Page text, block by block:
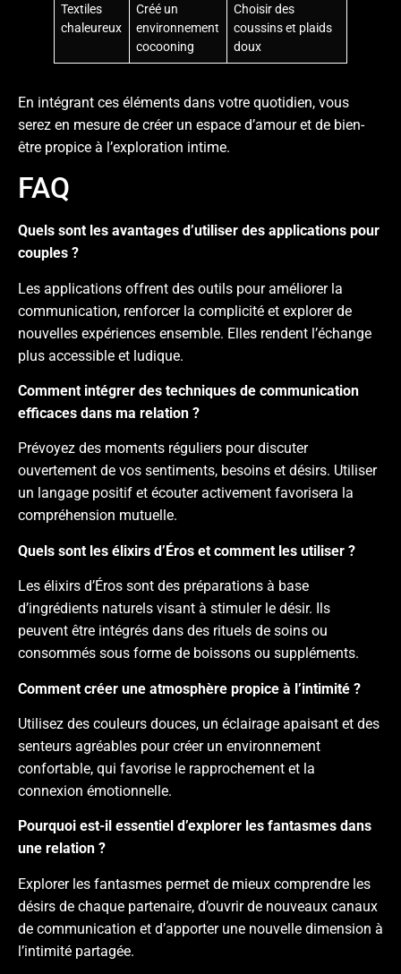
Textiles
chaleureux
Créé un
environnement
cocooning
Choisir des
coussins et plaids
doux
En intégrant ces éléments dans votre quotidien, vous
serez en mesure de créer un espace d’amour et de bien-
être propice à l’exploration intime.
FAQ
Quels sont les avantages d’utiliser des applications pour
couples ?
Les applications offrent des outils pour améliorer la
communication, renforcer la complicité et explorer de
nouvelles expériences ensemble. Elles rendent l’échange
plus accessible et ludique.
Comment intégrer des techniques de communication
efficaces dans ma relation ?
Prévoyez des moments réguliers pour discuter
ouvertement de vos sentiments, besoins et désirs. Utiliser
un langage positif et écouter activement favorisera la
compréhension mutuelle.
Quels sont les élixirs d’Éros et comment les utiliser ?
Les élixirs d’Éros sont des préparations à base
d’ingrédients naturels visant à stimuler le désir. Ils
peuvent être intégrés dans des rituels de soins ou
consommés sous forme de boissons ou suppléments.
Comment créer une atmosphère propice à l’intimité ?
Utilisez des couleurs douces, un éclairage apaisant et des
senteurs agréables pour créer un environnement
confortable, qui favorise le rapprochement et la
connexion émotionnelle.
Pourquoi est-il essentiel d’explorer les fantasmes dans
une relation ?
Explorer les fantasmes permet de mieux comprendre les
désirs de chaque partenaire, d’ouvrir de nouveaux canaux
de communication et d’apporter une nouvelle dimension à
l’intimité partagée.